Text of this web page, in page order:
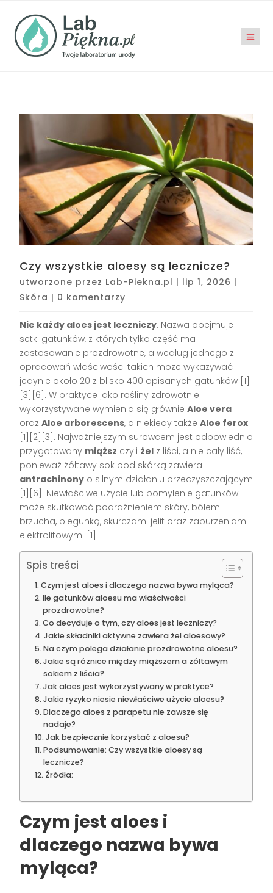
Czy wszystkie aloesy są lecznicze?
utworzone przez Lab-Piekna.pl | lip 1, 2026 |
Skóra | 0 komentarzy
Nie każdy aloes jest leczniczy. Nazwa obejmuje
setki gatunków, z których tylko część ma
zastosowanie prozdrowotne, a według jednego z
opracowań właściwości takich może wykazywać
jedynie około 20 z blisko 400 opisanych gatunków [1]
[3][6]. W praktyce jako rośliny zdrowotnie
wykorzystywane wymienia się głównieAloe vera
orazAloe arborescens, a niekiedy takżeAloe ferox
[1][2][3]. Najważniejszym surowcem jest odpowiednio
przygotowany miąższ czyli żel z liści, a nie cały liść,
ponieważ żółtawy sok pod skórką zawiera
antrachinony o silnym działaniu przeczyszczającym
[1][6]. Niewłaściwe użycie lub pomylenie gatunków
może skutkować podrażnieniem skóry, bólem
brzucha, biegunką, skurczami jelit oraz zaburzeniami
elektrolitowymi [1].
Spis treści
Czym jest aloes i dlaczego nazwa bywa myląca?
Ile gatunków aloesu ma właściwości
prozdrowotne?
Co decyduje o tym, czy aloes jest leczniczy?
Jakie składniki aktywne zawiera żel aloesowy?
Na czym polega działanie prozdrowotne aloesu?
Jakie są różnice między miąższem a żółtawym
sokiem z liścia?
Jak aloes jest wykorzystywany w praktyce?
Jakie ryzyko niesie niewłaściwe użycie aloesu?
Dlaczego aloes z parapetu nie zawsze się
nadaje?
Jak bezpiecznie korzystać z aloesu?
Podsumowanie: Czy wszystkie aloesy są
lecznicze?
Źródła:
Czym jest aloes i
dlaczego nazwa bywa
myląca?